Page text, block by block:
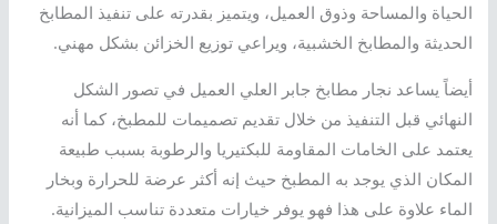
الحياة والمساحة وذوق العميل، ويتميز بقدرته على تنفيذ المطابخ
الحديثة والمطابخ الخشبية، ويراعي توزيع الخزائن بشكل مهني.
أيضاً يساعد نجار مطابخ جابر العلي العميل في تصور الشكل
النهائي قبل التنفيذ من خلال تقديم تصميمات للمطبخ، كما أنه
يعتمد على الخامات المقاومة للبكتيريا والرطوبة بسبب طبيعة
المكان الذي يوجد به المطبخ حيث إنه أكثر عرضة للحرارة وبخار
الماء علاوة على هذا فهو يوفر خيارات متعددة تناسب الميزانية.